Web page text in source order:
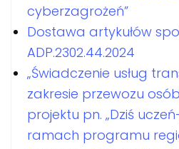
cyberzagrożeń”
Dostawa artykułów
ADP.2302.44.2024
„Świadczenie usług
zakresie przewozu
projektu pn. „Dziś
ramach programu